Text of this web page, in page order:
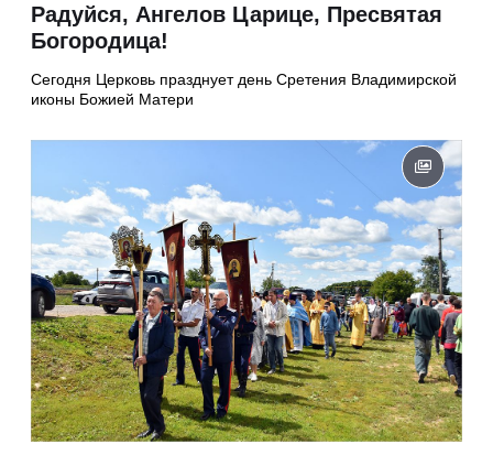
Радуйся, Ангелов Царице, Пресвятая
Богородица!
Сегодня Церковь празднует день Сретения Владимирской
иконы Божией Матери